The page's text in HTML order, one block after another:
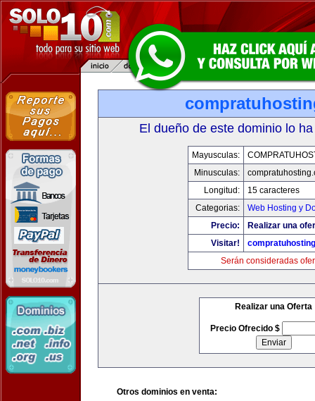
El dueño de este dominio lo
Mayusculas:
Minusculas:
Longitud:
15 caracteres
Categorias:
Web Hosting y
Precio:
Realizar una
Visitar!
Serán consideradas
Realizar una Oferta
Precio Ofrecido $
Otros dominios en venta: